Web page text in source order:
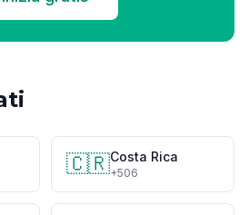
🇨🇷Costa Rica
+506